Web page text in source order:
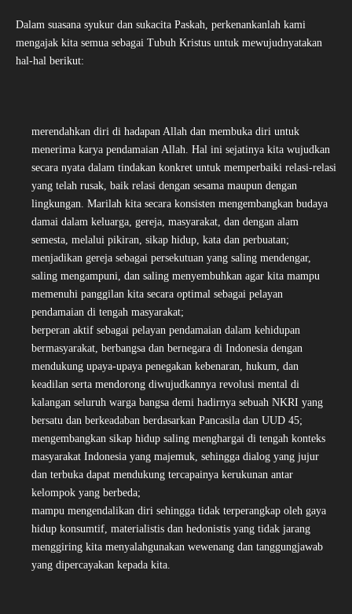
Dalam suasana syukur dan sukacita Paskah, perkenankanlah kami
mengajak kita semua sebagai Tubuh Kristus untuk mewujudnyatakan
hal-hal berikut:
merendahkan diri di hadapan Allah dan membuka diri untuk
menerima karya pendamaian Allah. Hal ini sejatinya kita wujudkan
secara nyata dalam tindakan konkret untuk memperbaiki relasi-relasi
yang telah rusak, baik relasi dengan sesama maupun dengan
lingkungan. Marilah kita secara konsisten mengembangkan budaya
damai dalam keluarga, gereja, masyarakat, dan dengan alam
semesta, melalui pikiran, sikap hidup, kata dan perbuatan;
menjadikan gereja sebagai persekutuan yang saling mendengar,
saling mengampuni, dan saling menyembuhkan agar kita mampu
memenuhi panggilan kita secara optimal sebagai pelayan
pendamaian di tengah masyarakat;
berperan aktif sebagai pelayan pendamaian dalam kehidupan
bermasyarakat, berbangsa dan bernegara di Indonesia dengan
mendukung upaya-upaya penegakan kebenaran, hukum, dan
keadilan serta mendorong diwujudkannya revolusi mental di
kalangan seluruh warga bangsa demi hadirnya sebuah NKRI yang
bersatu dan berkeadaban berdasarkan Pancasila dan UUD 45;
mengembangkan sikap hidup saling menghargai di tengah konteks
masyarakat Indonesia yang majemuk, sehingga dialog yang jujur
dan terbuka dapat mendukung tercapainya kerukunan antar
kelompok yang berbeda;
mampu mengendalikan diri sehingga tidak terperangkap oleh gaya
hidup konsumtif, materialistis dan hedonistis yang tidak jarang
menggiring kita menyalahgunakan wewenang dan tanggungjawab
yang dipercayakan kepada kita.